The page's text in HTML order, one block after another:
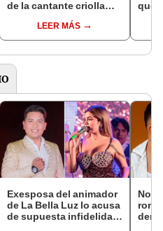
de la cantante criolla
LEER MÁS
qué
Exesposa del animador
de La Bella Luz lo acusa
de supuesta infidelidad